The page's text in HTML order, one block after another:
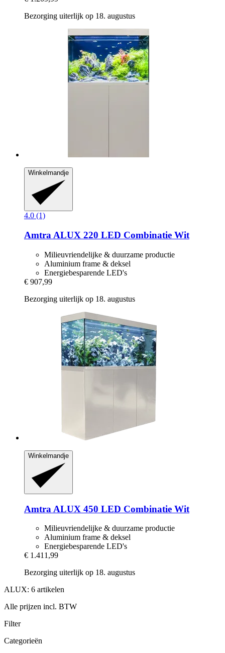
Bezorging uiterlijk op 18. augustus
Winkelmandje
4.0 (1)
Amtra ALUX 220 LED Combinatie Wit
Milieuvriendelijke & duurzame productie
Aluminium frame & deksel
Energiebesparende LED's
€ 907,99
Bezorging uiterlijk op 18. augustus
Winkelmandje
Amtra ALUX 450 LED Combinatie Wit
Milieuvriendelijke & duurzame productie
Aluminium frame & deksel
Energiebesparende LED's
€ 1.411,99
Bezorging uiterlijk op 18. augustus
ALUX: 6 artikelen
Alle prijzen incl. BTW
Filter
Categorieën